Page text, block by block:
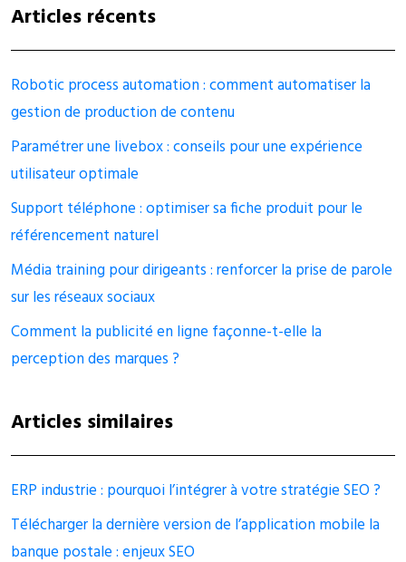
Articles récents
Robotic process automation : comment automatiser la
gestion de production de contenu
Paramétrer une livebox : conseils pour une expérience
utilisateur optimale
Support téléphone : optimiser sa fiche produit pour le
référencement naturel
Média training pour dirigeants : renforcer la prise de parole
sur les réseaux sociaux
Comment la publicité en ligne façonne-t-elle la
perception des marques ?
Articles similaires
ERP industrie : pourquoi l’intégrer à votre stratégie SEO ?
Télécharger la dernière version de l’application mobile la
banque postale : enjeux SEO